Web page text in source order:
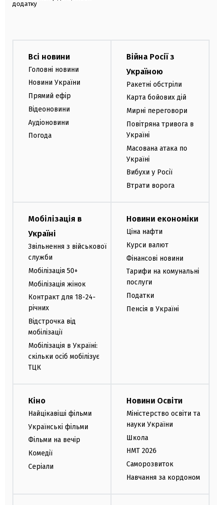
додатку
Всі новини
Головні новини
Новини України
Прямий ефір
Відеоновини
Аудіоновини
Погода
Війна Росії з
Україною
Ракетні обстріли
Карта бойових дій
Мирні переговори
Повітряна тривога в
Україні
Масована атака по
Україні
Вибухи у Росії
Втрати ворога
Мобілізація в
Україні
Звільнення з військової
служби
Мобілізація 50+
Мобілізація жінок
Контракт для 18-24-
річних
Відстрочка від
мобілізації
Мобілізація в Україні:
скільки осіб мобілізує
ТЦК
Новини економіки
Ціна нафти
Курси валют
Фінансові новини
Тарифи на комунальні
послуги
Податки
Пенсія в Україні
Кіно
Найцікавіші фільми
Українські фільми
Фільми на вечір
Комедії
Серіали
Новини Освіти
Міністерство освіти та
науки України
Школа
НМТ 2026
Саморозвиток
Навчання за кордоном